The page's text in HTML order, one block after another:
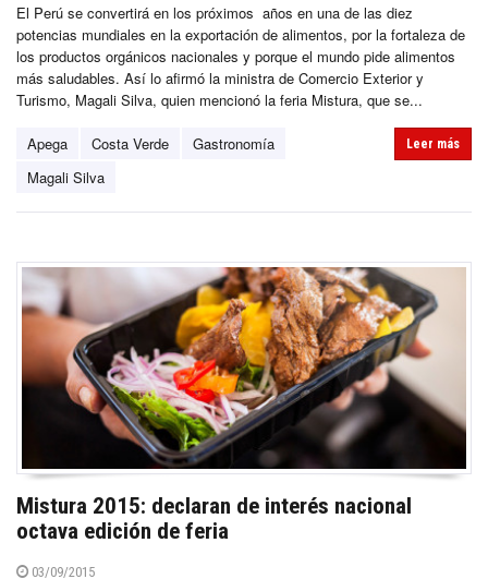
El Perú se convertirá en los próximos años en una de las diez
potencias mundiales en la exportación de alimentos, por la fortaleza de
los productos orgánicos nacionales y porque el mundo pide alimentos
más saludables. Así lo afirmó la ministra de Comercio Exterior y
Turismo, Magali Silva, quien mencionó la feria Mistura, que se...
Apega Costa Verde
Gastronomía
Magali Silva
Leer más
Mistura 2015: declaran de interés nacional
octava edición de feria
03/09/2015